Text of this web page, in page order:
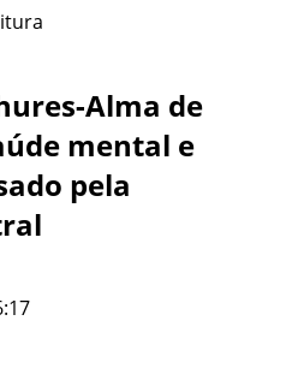
Alma de
mental e
pela